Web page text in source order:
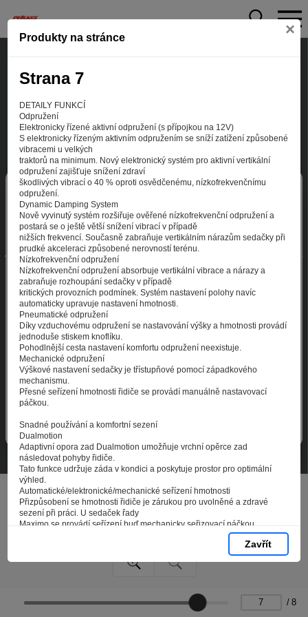
Produkty na stránce ×
Strana 7
DETAILY FUNKCÍ
Odpružení
Elektronicky řízené aktivní odpružení (s přípojkou na 12V)
S elektronicky řízeným aktivním odpružením se sníží zatížení způsobené
vibracemi u velkých
traktorů na minimum. Nový elektronický systém pro aktivní vertikální
odpružení zajišťuje snížení zdraví
škodlivých vibrací o 40 % oproti osvědčenému, nízkofrekvenčnímu
odpružení.
Dynamic Damping System
Nově vyvinutý systém rozšiřuje ověřené nízkofrekvenční odpružení a
postará se o ještě větší snížení vibrací v případě
nižších frekvencí. Současně zabraňuje vertikálním nárazům sedačky při
prudké akceleraci způsobené nerovností terénu.
Nízkofrekvenční odpružení
Nízkofrekvenční odpružení absorbuje vertikální vibrace a nárazy a
zabraňuje rozhoupání sedačky v případě
kritických provozních podmínek. Systém nastavení polohy navíc
automaticky upravuje nastavení hmotnosti.
Pneumatické odpružení
Díky vzduchovému odpružení se nastavování výšky a hmotnosti provádí
jednoduše stiskem knoflíku.
Pohodlnější cesta nastavení komfortu odpružení neexistuje.
Mechanické odpružení
Výškové nastavení sedačky je třístupňové pomocí západkového
mechanismu.
Přesné seřízení hmotnosti řidiče se provádí manuálně nastavovací
páčkou.
Snadné používání a komfortní sezení
Dualmotion
Adaptivní opora zad Dualmotion umožňuje vrchní opěrce zad
následovat pohyby řidiče.
Tato funkce udržuje záda v kondici a poskytuje prostor pro optimální
výhled.
Automatické/elektronické/mechanické seřízení hmotnosti
Přizpůsobení se hmotnosti řidiče je zárukou pro uvolněné a zdravé
sezení při práci. U sedaček řady
Maximo se provádí seřízení buď mechanicky seřizovací páčkou,
Páčka k aktivaci automatického nastavení hmotnosti a výšky. APS
nastavuje odpružení sedačky automaticky
Pneumatická/mechanická opěrka bederní páteře
Pneumatická opěrka bederní páteře se automaticky, rychle a přesně
Zavřít
/ 8
Aby web fungoval tak, jak ho znáte (souhlas
Záleží nám na tom, aby pro vás nakupování bylo co nejlepší
zážitkem. Abyste na našich stránkách rychle našli to, co
hledáte, ušetřili spoustu klikání a nezobrazovaly se vám
reklamy na věci, které vás nezajímají. Abyste web viděli
v zobrazení na které jste zvyklí a nemuseli se pokaždé
přihlašovat. Proto od vás potřebujeme souhlas se
zpracováním souborů cookies - malých souborů, které
se dočasně ukládají ve vašem prohlížeči. Stisknutím tlačítka
„V pořádku“ souhlasíte s nastavením cookies tak, abychom
vám poskytovali smysluplné a užitečné služby na základě
vašich údajů. Svůj souhlas můžete kdykoli změnit na stránce